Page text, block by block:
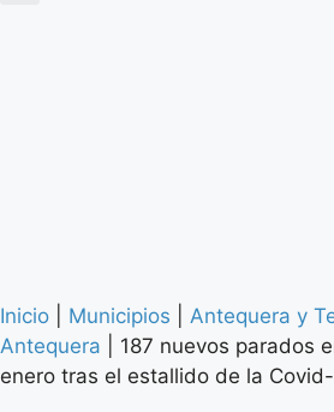
Inicio Municipios Antequera y
Antequera
187 nuevos parados
enero tras el estallido de la